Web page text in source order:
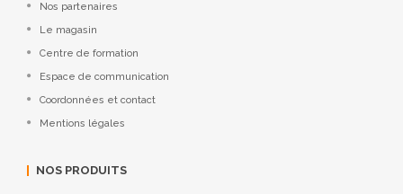
Nos partenaires
Le magasin
Centre de formation
Espace de communication
Coordonnées et contact
Mentions légales
NOS PRODUITS